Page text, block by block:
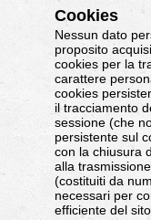
Cookies
Nessun dato
proposito
cookies per la
carattere
cookies
il tracciamento
sessione (che
persistente sul
con la chiusura
alla
(costituiti da
necessari per
efficiente del